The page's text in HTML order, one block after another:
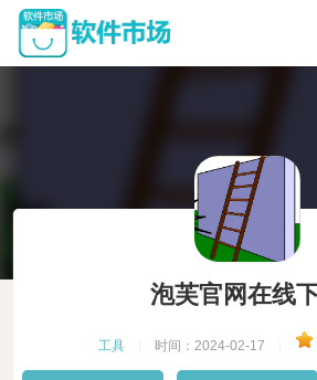
泡芙官网在线
工具 时间：2024-02-17